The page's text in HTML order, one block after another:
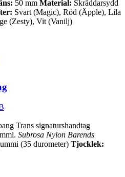
50 mm Material: Skräddarsydd
Svart (Magic), Röd (Äpple), Lila
(Zesty), Vit (Vanilj)
Trans signaturshandtag
Subrosa Nylon Barends
(35 durometer) Tjocklek: